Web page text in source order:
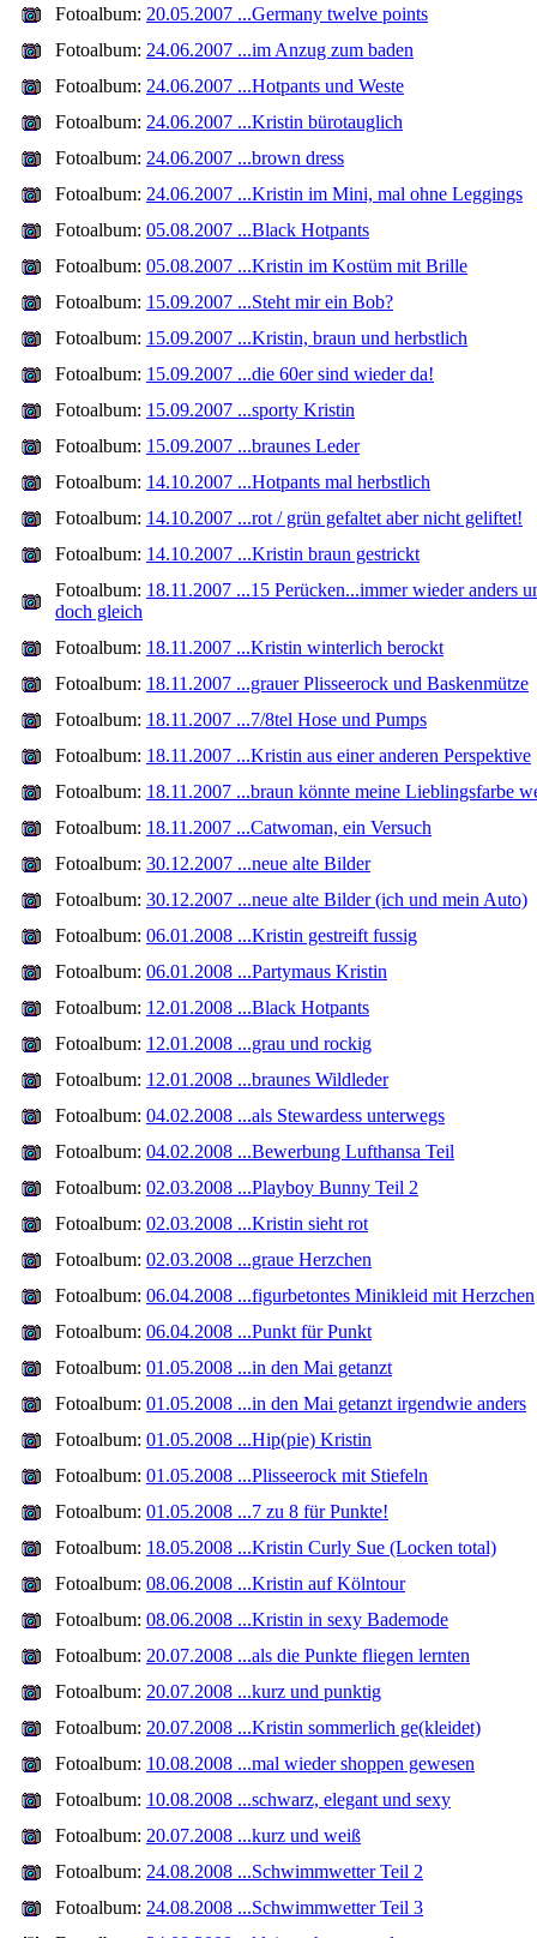
Fotoalbum: 20.05.2007 ...Germany twelve points
Fotoalbum: 24.06.2007 ...im Anzug zum baden
Fotoalbum: 24.06.2007 ...Hotpants und Weste
Fotoalbum: 24.06.2007 ...Kristin bürotauglich
Fotoalbum: 24.06.2007 ...brown dress
Fotoalbum: 24.06.2007 ...Kristin im Mini, mal ohne Leggings
Fotoalbum: 05.08.2007 ...Black Hotpants
Fotoalbum: 05.08.2007 ...Kristin im Kostüm mit Brille
Fotoalbum: 15.09.2007 ...Steht mir ein Bob?
Fotoalbum: 15.09.2007 ...Kristin, braun und herbstlich
Fotoalbum: 15.09.2007 ...die 60er sind wieder da!
Fotoalbum: 15.09.2007 ...sporty Kristin
Fotoalbum: 15.09.2007 ...braunes Leder
Fotoalbum: 14.10.2007 ...Hotpants mal herbstlich
Fotoalbum: 14.10.2007 ...rot / grün gefaltet aber nicht geliftet!
Fotoalbum: 14.10.2007 ...Kristin braun gestrickt
Fotoalbum: 18.11.2007 ...15 Perücken...immer wieder anders
doch gleich
Fotoalbum: 18.11.2007 ...Kristin winterlich berockt
Fotoalbum: 18.11.2007 ...grauer Plisseerock und Baskenmütze
Fotoalbum: 18.11.2007 ...7/8tel Hose und Pumps
Fotoalbum: 18.11.2007 ...Kristin aus einer anderen Perspektive
Fotoalbum: 18.11.2007 ...braun könnte meine Lieblingsfarbe
Fotoalbum: 18.11.2007 ...Catwoman, ein Versuch
Fotoalbum: 30.12.2007 ...neue alte Bilder
Fotoalbum: 30.12.2007 ...neue alte Bilder (ich und mein Auto)
Fotoalbum: 06.01.2008 ...Kristin gestreift fussig
Fotoalbum: 06.01.2008 ...Partymaus Kristin
Fotoalbum: 12.01.2008 ...Black Hotpants
Fotoalbum: 12.01.2008 ...grau und rockig
Fotoalbum: 12.01.2008 ...braunes Wildleder
Fotoalbum: 04.02.2008 ...als Stewardess unterwegs
Fotoalbum: 04.02.2008 ...Bewerbung Lufthansa Teil
Fotoalbum: 02.03.2008 ...Playboy Bunny Teil 2
Fotoalbum: 02.03.2008 ...Kristin sieht rot
Fotoalbum: 02.03.2008 ...graue Herzchen
Fotoalbum: 06.04.2008 ...figurbetontes Minikleid mit Herzchen
Fotoalbum: 06.04.2008 ...Punkt für Punkt
Fotoalbum: 01.05.2008 ...in den Mai getanzt
Fotoalbum: 01.05.2008 ...in den Mai getanzt irgendwie anders
Fotoalbum: 01.05.2008 ...Hip(pie) Kristin
Fotoalbum: 01.05.2008 ...Plisseerock mit Stiefeln
Fotoalbum: 01.05.2008 ...7 zu 8 für Punkte!
Fotoalbum: 18.05.2008 ...Kristin Curly Sue (Locken total)
Fotoalbum: 08.06.2008 ...Kristin auf Kölntour
Fotoalbum: 08.06.2008 ...Kristin in sexy Bademode
Fotoalbum: 20.07.2008 ...als die Punkte fliegen lernten
Fotoalbum: 20.07.2008 ...kurz und punktig
Fotoalbum: 20.07.2008 ...Kristin sommerlich ge(kleidet)
Fotoalbum: 10.08.2008 ...mal wieder shoppen gewesen
Fotoalbum: 10.08.2008 ...schwarz, elegant und sexy
Fotoalbum: 20.07.2008 ...kurz und weiß
Fotoalbum: 24.08.2008 ...Schwimmwetter Teil 2
Fotoalbum: 24.08.2008 ...Schwimmwetter Teil 3